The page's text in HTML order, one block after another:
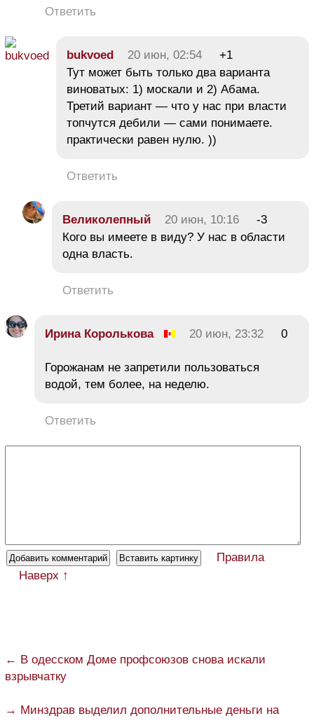
Ответить
bukvoed 20 июн, 02:54
+1
Тут может быть только два варианта
виноватых: 1) москали и 2) Абама.
Третий вариант — что у нас при власти
топчутся дебили — сами понимаете.
практически равен нулю. ))
Ответить
Великолепный 20 июн, 10:16
-3
Кого вы имеете в виду? У нас в области
одна власть.
Ответить
Ирина Королькова 20 июн, 23:32 0
Горожанам не запретили пользоваться
водой, тем более, на неделю.
Ответить
Правила
Наверх ↑
← В одесском Доме профсоюзов снова искали
взрывчатку
→ Минздрав выделил дополнительные деньги на